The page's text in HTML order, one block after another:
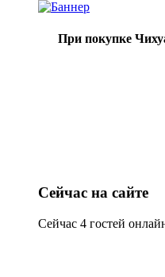
При покупке
Сейчас на сайте
Сейчас 4 гостей